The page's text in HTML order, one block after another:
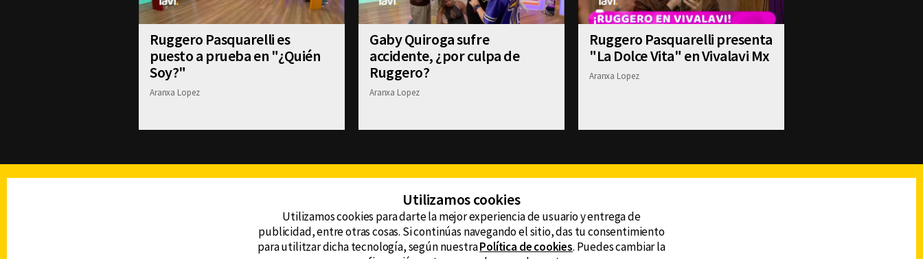
Ruggero Pasquarelli es
puesto a prueba en "¿Quién
Soy?"
Aranxa Lopez
Gaby Quiroga sufre
accidente, ¿por culpa de
Ruggero?
Aranxa Lopez
Ruggero Pasquarelli presenta
"La Dolce Vita" en Vivalavi Mx
Aranxa Lopez
DERECHOS RESERVADOS © CANAL 6 2026
Prohibida la reproducción total o parcial, incluyendo
CONTACTO
AVISO DE PRIVACIDAD
Utilizamos cookies
Utilizamos cookies para darte la mejor experiencia de usuario y entrega de
publicidad, entre otras cosas. Si continúas navegando el sitio, das tu consentimiento
para utilitzar dicha tecnología, según nuestraPolítica de cookies. Puedes cambiar la